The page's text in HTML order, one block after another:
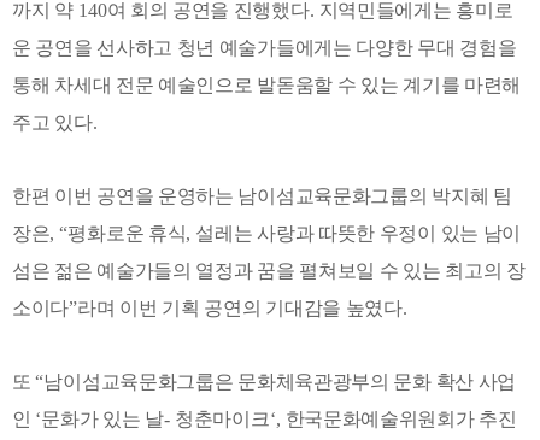
까지 약 140여 회의 공연을 진행했다. 지역민들에게는 흥미로
운 공연을 선사하고 청년 예술가들에게는 다양한 무대 경험을
통해 차세대 전문 예술인으로 발돋움할 수 있는 계기를 마련해
주고 있다.
한편 이번 공연을 운영하는 남이섬교육문화그룹의 박지혜 팀
장은, “평화로운 휴식, 설레는 사랑과 따뜻한 우정이 있는 남이
섬은 젊은 예술가들의 열정과 꿈을 펼쳐보일 수 있는 최고의 장
소이다”라며 이번 기획 공연의 기대감을 높였다.
또“남이섬교육문화그룹은 문화체육관광부의 문화 확산 사업
인 ‘문화가 있는 날- 청춘마이크‘, 한국문화예술위원회가 추진